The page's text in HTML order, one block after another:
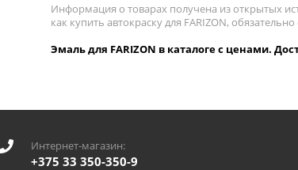
Информация о товарах получена из открытых
как купить автокраску для FARIZON,
Эмаль для FARIZON в каталоге с ценами.
Интернет-магазин:
+375 33 350-350-9